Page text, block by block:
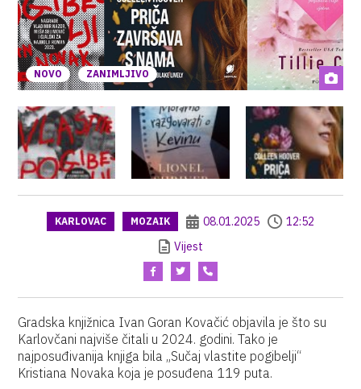
NOVO ZANIMLJIVO
KARLOVAC MOZAIK 08.01.2025
12:52
Vijest
Gradska knjižnica Ivan Goran Kovačić objavila je što su
Karlovčani najviše čitali u 2024. godini. Tako je
najposuđivanija knjiga bila „Sučaj vlastite pogibelji“
Kristiana Novaka koja je posuđena 119 puta.